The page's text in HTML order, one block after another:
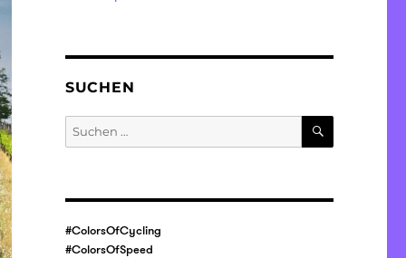
SUCHEN
Suche
SUCHEN
#ColorsOfCycling
#ColorsOfSpeed